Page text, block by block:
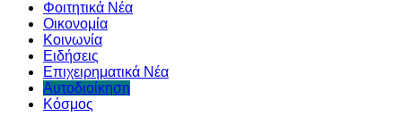
Φοιτητικά Νέα
Οικονομία
Κοινωνία
Ειδήσεις
Επιχειρηματικά Νέα
Αυτοδιοίκηση
Κόσμος